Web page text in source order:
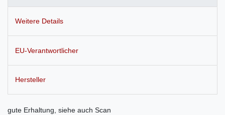
Weitere Details
EU-Verantwortlicher
Hersteller
gute Erhaltung, siehe auch Scan